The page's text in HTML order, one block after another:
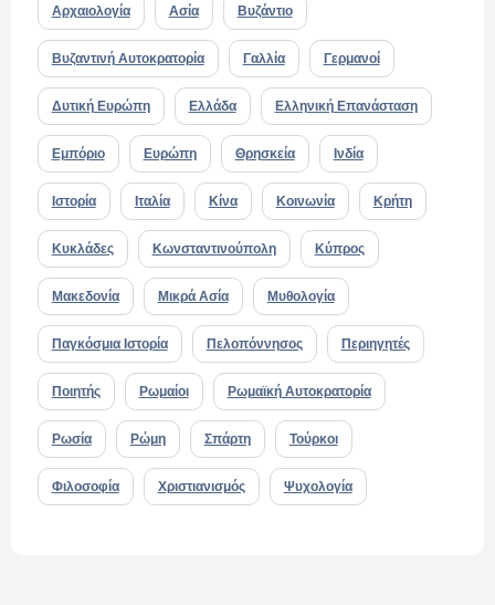
Αρχαιολογία Ασία Βυζάντιο
Βυζαντινή Αυτοκρατορία Γαλλία Γερμανοί
Δυτική Ευρώπη Ελλάδα Ελληνική Επανάσταση
Εμπόριο Ευρώπη Θρησκεία Ινδία
Ιστορία Ιταλία Κίνα Κοινωνία Κρήτη
Κυκλάδες Κωνσταντινούπολη Κύπρος
Μακεδονία Μικρά Ασία Μυθολογία
Παγκόσμια Ιστορία Πελοπόννησος Περιηγητές
Ποιητής Ρωμαίοι Ρωμαϊκή Αυτοκρατορία
Ρωσία Ρώμη Σπάρτη Τούρκοι
Φιλοσοφία Χριστιανισμός Ψυχολογία